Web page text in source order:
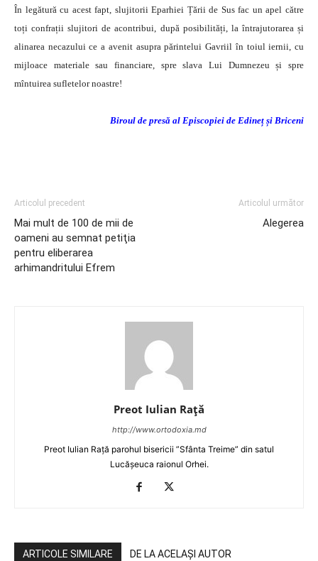
În legătură cu acest fapt, slujitorii Eparhiei Țării de Sus fac un apel către
toți confrații slujitori de acontribui, după posibilități, la întrajutorarea și
alinarea necazului ce a avenit asupra părintelui Gavriil în toiul iernii, cu
mijloace materiale sau financiare, spre slava Lui Dumnezeu și spre
mîntuirea sufletelor noastre!
Biroul de presă al Episcopiei de Edineț și Briceni
Articolul precedent
Mai mult de 100 de mii de
oameni au semnat petiţia
pentru eliberarea
arhimandritului Efrem
Articolul următor
Alegerea
Preot Iulian Raţă
http://www.ortodoxia.md
Preot Iulian Rață parohul bisericii ”Sfânta Treime” din satul
Lucășeuca raionul Orhei.
ARTICOLE SIMILARE DE LA ACELAȘI AUTOR